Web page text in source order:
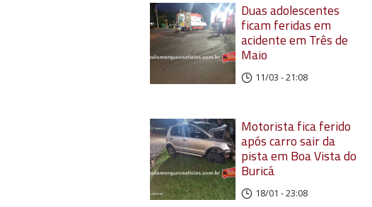
Duas adolescentes
ficam feridas em
acidente em Três de
Maio
11/03 - 21:08
Motorista fica ferido
após carro sair da
pista em Boa Vista do
Buricá
18/01 - 23:08